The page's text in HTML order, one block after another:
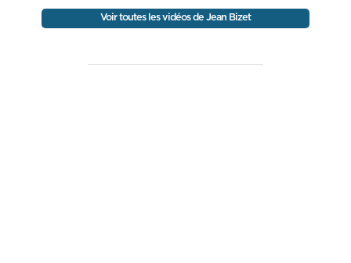
Voir toutes les vidéos de Jean Bizet